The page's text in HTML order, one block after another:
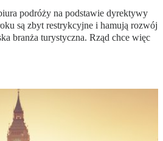
podróży na podstawie dyrektywy
są zbyt restrykcyjne i hamują rozwój
branża turystyczna. Rząd chce więc